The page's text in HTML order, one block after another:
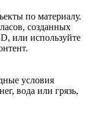
по материалу.
созданных
или используйте
условия
вода или грязь,